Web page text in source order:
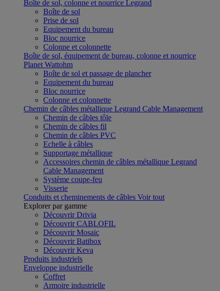
Boîte de sol, colonne et nourrice Legrand
Boîte de sol
Prise de sol
Equipement du bureau
Bloc nourrice
Colonne et colonnette
Boîte de sol, équipement de bureau, colonne et nourrice
Planet Wattohm
Boîte de sol et passage de plancher
Equipement du bureau
Bloc nourrice
Colonne et colonnette
Chemin de câbles métallique Legrand Cable Management
Chemin de câbles tôle
Chemin de câbles fil
Chemin de câbles PVC
Echelle à câbles
Supportage métallique
Accessoires chemin de câbles métallique Legrand
Cable Management
Système coupe-feu
Visserie
Conduits et cheminements de câbles Voir tout
Explorer par gamme
Découvrir Drivia
Découvrir CABLOFIL
Découvrir Mosaic
Découvrir Batibox
Découvrir Keva
Produits industriels
Enveloppe industrielle
Coffret
Armoire industrielle